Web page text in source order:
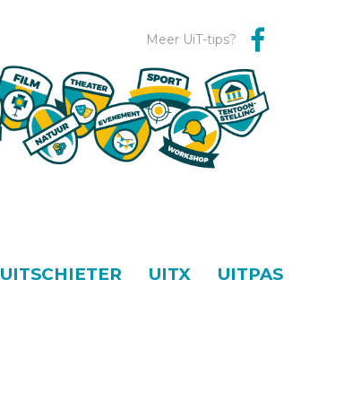
Meer UiT-tips?
UITSCHIETER UITX UITPAS